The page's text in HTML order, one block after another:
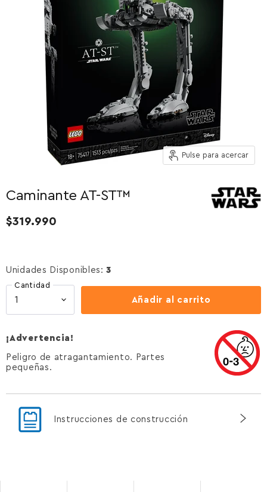
Pulse para acercar
Caminante AT-ST™
$319.990
Unidades Disponibles:3
Cantidad
Añadir al carrito
¡Advertencia!
Peligro de atragantamiento. Partes
pequeñas.
Instrucciones de construcción